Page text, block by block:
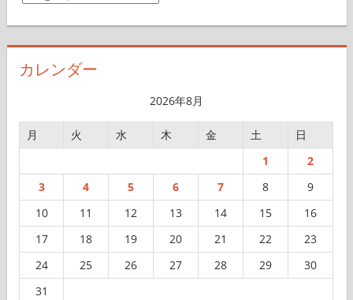
ア
ー
イ
2026年8月
月 火 水 木 金 土
日
1
2
3
4 5 6 7 8
9
10
11 12 13 14 15
16
17
18 19 20 21 22
23
24
25 26 27 28 29
30